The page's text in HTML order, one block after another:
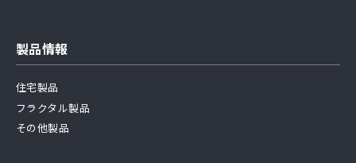
製品情報
住宅製品
フラクタル製品
その他製品